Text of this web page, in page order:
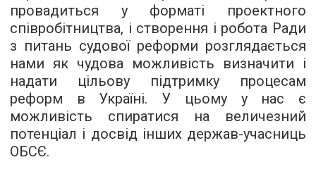
провадиться у форматі проектного
співробітництва, і створення і робота Ради
з питань судової реформи розглядається
нами як чудова можливість визначити і
надати цільову підтримку процесам
реформ в Україні. У цьому у нас є
можливість спиратися на величезний
потенціал і досвід інших держав-учасниць
ОБСЄ.